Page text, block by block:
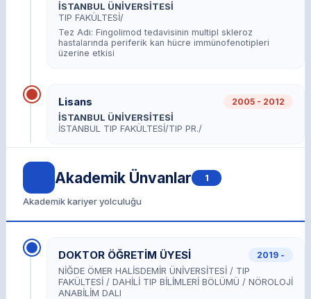
İSTANBUL ÜNİVERSİTESİ
TIP FAKÜLTESİ/
Tez Adı: Fingolimod tedavisinin multipl skleroz
hastalarında periferik kan hücre immünofenotipleri
üzerine etkisi
Lisans 2005 - 2012
İSTANBUL ÜNİVERSİTESİ
İSTANBUL TIP FAKÜLTESİ/TIP PR./
Akademik Ünvanlar 1
Akademik kariyer yolculuğu
DOKTOR ÖĞRETİM ÜYESİ 2019 -
NİĞDE ÖMER HALİSDEMİR ÜNİVERSİTESİ / TIP
FAKÜLTESİ / DAHİLİ TIP BİLİMLERİ BÖLÜMÜ / NÖROLOJİ
ANABİLİM DALI